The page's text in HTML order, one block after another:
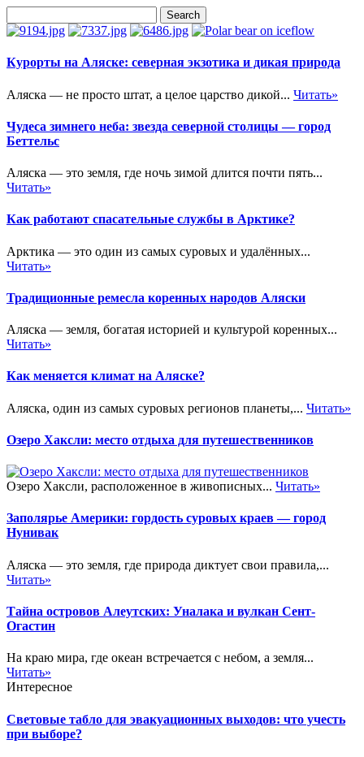
Курорты на Аляске: северная экзотика и дикая природа
Аляска — не просто штат, а целое царство дикой... Читать»
Чудеса зимнего неба: звезда северной столицы — город
Беттельс
Аляска — это земля, где ночь зимой длится почти пять...
Читать»
Как работают спасательные службы в Арктике?
Арктика — это один из самых суровых и удалённых...
Читать»
Традиционные ремесла коренных народов Аляски
Аляска — земля, богатая историей и культурой коренных...
Читать»
Как меняется климат на Аляске?
Аляска, один из самых суровых регионов планеты,... Читать»
Озеро Хаксли: место отдыха для путешественников
Озеро Хаксли, расположенное в живописных... Читать»
Заполярье Америки: гордость суровых краев — город
Нунивак
Аляска — это земля, где природа диктует свои правила,...
Читать»
Тайна островов Алеутских: Уналака и вулкан Сент-
Огастин
На краю мира, где океан встречается с небом, а земля...
Читать»
Интересное
Световые табло для эвакуационных выходов: что учесть
при выборе?